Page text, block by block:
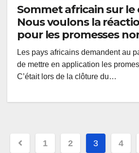
Sommet africain sur le
Nous voulons la
pour les promesses
Les pays africains demandent au
de mettre en application les
C’était lors de la clôture du…
Pagination
1 2 3 4